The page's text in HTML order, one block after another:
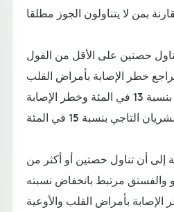
حصتين على الأقل من الفول
خطر الإصابة بأمراض القلب
والأوعية الدموية بنسبة 13 في المئة وخطر الإصابة
إلى أن تناول حصتين أو أكثر من
والفستق مرتبط بانخفاض نسبته
الإصابة بأمراض القلب والأوعية